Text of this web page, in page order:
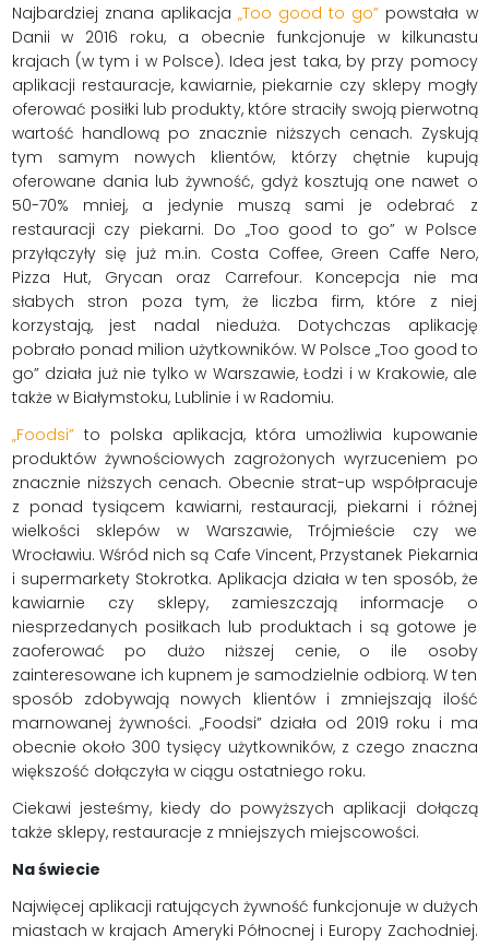
Najbardziej znana aplikacja „Too good to go” powstała w
Danii w 2016 roku, a obecnie funkcjonuje w kilkunastu
krajach (w tym i w Polsce). Idea jest taka, by przy pomocy
aplikacji restauracje, kawiarnie, piekarnie czy sklepy mogły
oferować posiłki lub produkty, które straciły swoją pierwotną
wartość handlową po znacznie niższych cenach. Zyskują
tym samym nowych klientów, którzy chętnie kupują
oferowane dania lub żywność, gdyż kosztują one nawet o
50-70% mniej, a jedynie muszą sami je odebrać z
restauracji czy piekarni. Do „Too good to go” w Polsce
przyłączyły się już m.in. Costa Coffee, Green Caffe Nero,
Pizza Hut, Grycan oraz Carrefour. Koncepcja nie ma
słabych stron poza tym, że liczba firm, które z niej
korzystają, jest nadal nieduża. Dotychczas aplikację
pobrało ponad milion użytkowników. W Polsce „Too good to
go” działa już nie tylko w Warszawie, Łodzi i w Krakowie, ale
także w Białymstoku, Lublinie i w Radomiu.
„Foodsi”to polska aplikacja, która umożliwia kupowanie
produktów żywnościowych zagrożonych wyrzuceniem po
znacznie niższych cenach. Obecnie strat-up współpracuje
z ponad tysiącem kawiarni, restauracji, piekarni i różnej
wielkości sklepów w Warszawie, Trójmieście czy we
Wrocławiu. Wśród nich są Cafe Vincent, Przystanek Piekarnia
i supermarkety Stokrotka. Aplikacja działa w ten sposób, że
kawiarnie czy sklepy, zamieszczają informacje o
niesprzedanych posiłkach lub produktach i są gotowe je
zaoferować po dużo niższej cenie, o ile osoby
zainteresowane ich kupnem je samodzielnie odbiorą. W ten
sposób zdobywają nowych klientów i zmniejszają ilość
marnowanej żywności. „Foodsi” działa od 2019 roku i ma
obecnie około 300 tysięcy użytkowników, z czego znaczna
większość dołączyła w ciągu ostatniego roku.
Ciekawi jesteśmy, kiedy do powyższych aplikacji dołączą
także sklepy, restauracje z mniejszych miejscowości.
Na świecie
Najwięcej aplikacji ratujących żywność funkcjonuje w dużych
miastach w krajach Ameryki Północnej i Europy Zachodniej.